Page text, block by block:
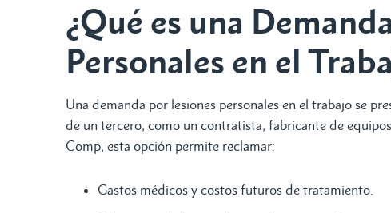
¿Qué es una
Personales en el
Una demanda por lesiones personales en el trabajo se
de un tercero, como un contratista, fabricante de
Comp, esta opción permite reclamar:
Gastos médicos y costos futuros de tratamiento.